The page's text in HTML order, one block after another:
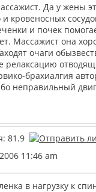
Да у жены
кровеносных
и почек
Массажист она
очаги
релаксацию
брахиалгия
неправильный
11:46 am
в нагрузку к